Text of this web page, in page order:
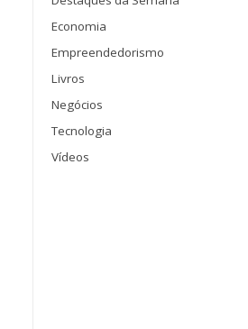
Economia
Empreendedorismo
Livros
Negócios
Tecnologia
Vídeos